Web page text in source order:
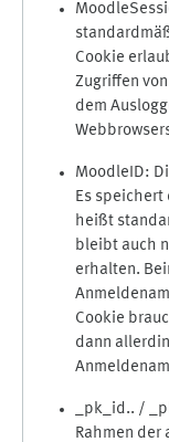
Cookie
Zugriffen
dem
MoodleID:
Es speichert
heißt
bleibt auch
erhalten.
Cookie
dann
_pk_id.. /
Rahmen der